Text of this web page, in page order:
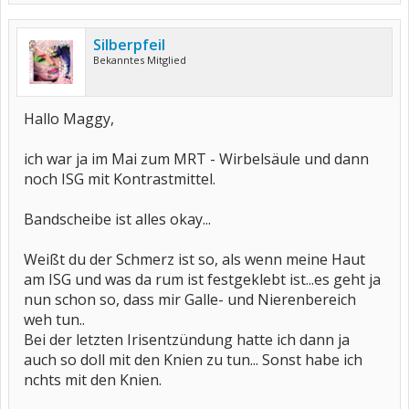
Silberpfeil
Bekanntes Mitglied
Hallo Maggy,
ich war ja im Mai zum MRT - Wirbelsäule und dann
noch ISG mit Kontrastmittel.
Bandscheibe ist alles okay...
Weißt du der Schmerz ist so, als wenn meine Haut
am ISG und was da rum ist festgeklebt ist...es geht ja
nun schon so, dass mir Galle- und Nierenbereich
weh tun..
Bei der letzten Irisentzündung hatte ich dann ja
auch so doll mit den Knien zu tun... Sonst habe ich
nchts mit den Knien.